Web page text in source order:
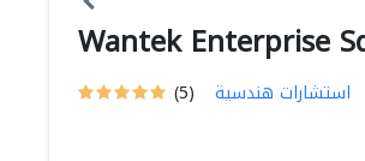
Wantek Enterprise
(5) استشارات هندسية